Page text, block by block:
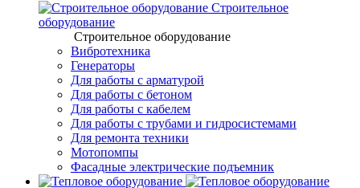
Строительное
оборудование
Строительное оборудование
Вибротехника
Генераторы
Для работы с арматурой
Для работы с бетоном
Для работы с кабелем
Для работы с трубами и гидросистемами
Для ремонта техники
Мотопомпы
Фасадные электрические подъемник